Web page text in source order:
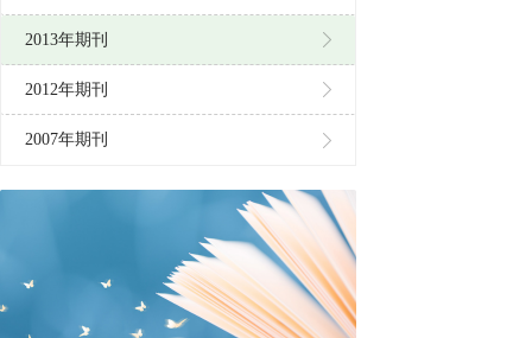
2013年期刊
2012年期刊
2007年期刊